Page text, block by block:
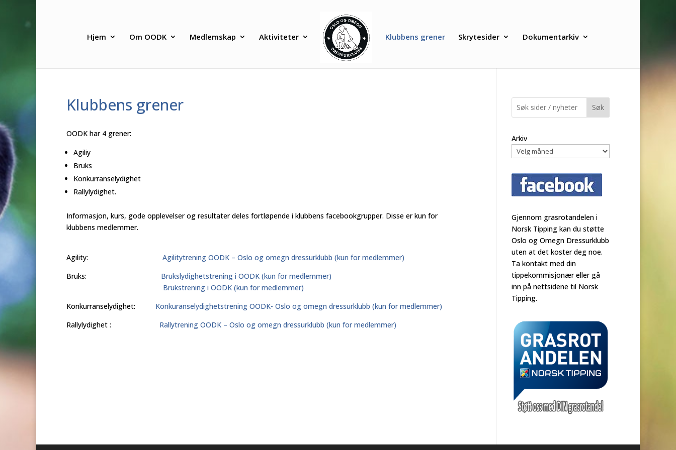
Hjem Om OODK Medlemskap Aktiviteter Klubbens grener Skrytesider Dokumentarkiv
Klubbens grener
OODK har 4 grener:
Agiliy
Bruks
Konkurranselydighet
Rallylydighet.
Informasjon, kurs, gode opplevelser og resultater deles fortløpende i klubbens facebookgrupper. Disse er kun for
klubbens medlemmer.
Agility: Agilitytrening OODK – Oslo og omegn dressurklubb (kun for medlemmer)
Bruks: Brukslydighetstrening i OODK (kun for medlemmer)
Brukstrening i OODK (kun for medlemmer)
Konkurranselydighet: Konkuranselydighetstrening OODK- Oslo og omegn dressurklubb (kun for medlemmer)
Rallylydighet : Rallytrening OODK – Oslo og omegn dressurklubb (kun for medlemmer)
Søk
Arkiv
Gjennom grasrotandelen i
Norsk Tipping kan du støtte
Oslo og Omegn Dressurklubb
uten at det koster deg noe.
Ta kontakt med din
tippekommisjonær eller gå
inn på nettsidene til Norsk
Tipping.